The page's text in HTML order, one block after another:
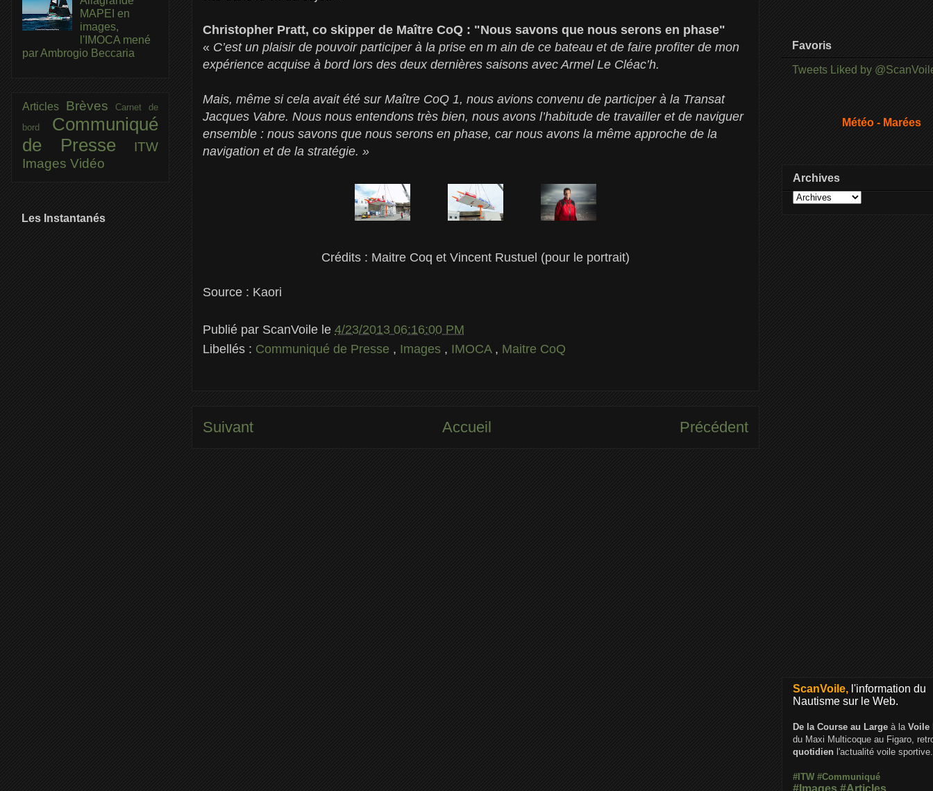
Christopher Pratt, co skipper de Maître CoQ : "Nous savons que nous serons en phase"
« C’est un plaisir de pouvoir participer à la prise en m ain de ce bateau et de faire profiter de mon
expérience acquise à bord lors des deux dernières saisons avec Armel Le Cléac’h.
Mais, même si cela avait été sur Maître CoQ 1, nous avions convenu de participer à la Transat
Jacques Vabre. Nous nous entendons très bien, nous avons l’habitude de travailler et de naviguer
ensemble : nous savons que nous serons en phase, car nous avons la même approche de la
navigation et de la stratégie. »
Crédits : Maitre Coq et Vincent Rustuel (pour le portrait)
Source : Kaori
Publié par ScanVoile le 4/23/2013 06:16:00 PM
Libellés : Communiqué de Presse , Images , IMOCA , Maitre CoQ
Suivant Précédent
Accueil
MAPEI en
images,
l'IMOCA mené
par Ambrogio Beccaria
Articles BrèvesCarnet de
bord Communiqué
de Presse
ITW
Images Vidéo
Les Instantanés
Favoris
Tweets Liked by
Météo - Marées
Archives
ScanVoile, l'information du
Nautisme sur le Web.
De la Course au Large à la Voile
du Maxi Multicoque au Figaro,
quotidien l'actualité voile sportive.
#ITW #Communiqué
#Images #Articles